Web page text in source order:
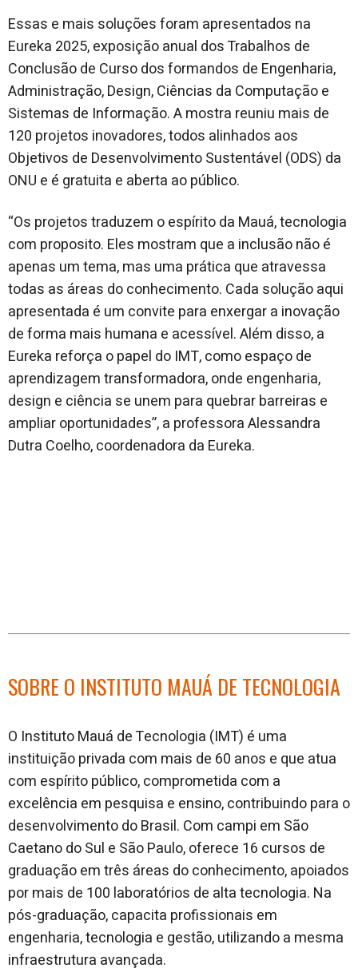
Essas e mais soluções foram apresentados na
Eureka 2025, exposição anual dos Trabalhos de
Conclusão de Curso dos formandos de Engenharia,
Administração, Design, Ciências da Computação e
Sistemas de Informação. A mostra reuniu mais de
120 projetos inovadores, todos alinhados aos
Objetivos de Desenvolvimento Sustentável (ODS) da
ONU e é gratuita e aberta ao público.
“Os projetos traduzem o espírito da Mauá, tecnologia
com proposito. Eles mostram que a inclusão não é
apenas um tema, mas uma prática que atravessa
todas as áreas do conhecimento. Cada solução aqui
apresentada é um convite para enxergar a inovação
de forma mais humana e acessível. Além disso, a
Eureka reforça o papel do IMT, como espaço de
aprendizagem transformadora, onde engenharia,
design e ciência se unem para quebrar barreiras e
ampliar oportunidades”, a professora Alessandra
Dutra Coelho, coordenadora da Eureka.
SOBRE O INSTITUTO MAUÁ DE TECNOLOGIA
O Instituto Mauá de Tecnologia (IMT) é uma
instituição privada com mais de 60 anos e que atua
com espírito público, comprometida com a
excelência em pesquisa e ensino, contribuindo para o
desenvolvimento do Brasil. Com campi em São
Caetano do Sul e São Paulo, oferece 16 cursos de
graduação em três áreas do conhecimento, apoiados
por mais de 100 laboratórios de alta tecnologia. Na
pós-graduação, capacita profissionais em
engenharia, tecnologia e gestão, utilizando a mesma
infraestrutura avançada.